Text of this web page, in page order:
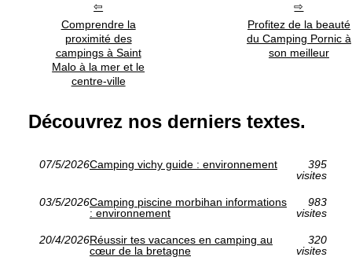
Comprendre la
proximité des
campings à Saint
Malo à la mer et le
centre-ville
Profitez de la beauté
du Camping Pornic à
son meilleur
Découvrez nos derniers textes.
07/5/2026Camping vichy guide : environnement
395
visites
03/5/2026Camping piscine morbihan informations
: environnement
983
visites
20/4/2026Réussir tes vacances en camping au
cœur de la bretagne
320
visites